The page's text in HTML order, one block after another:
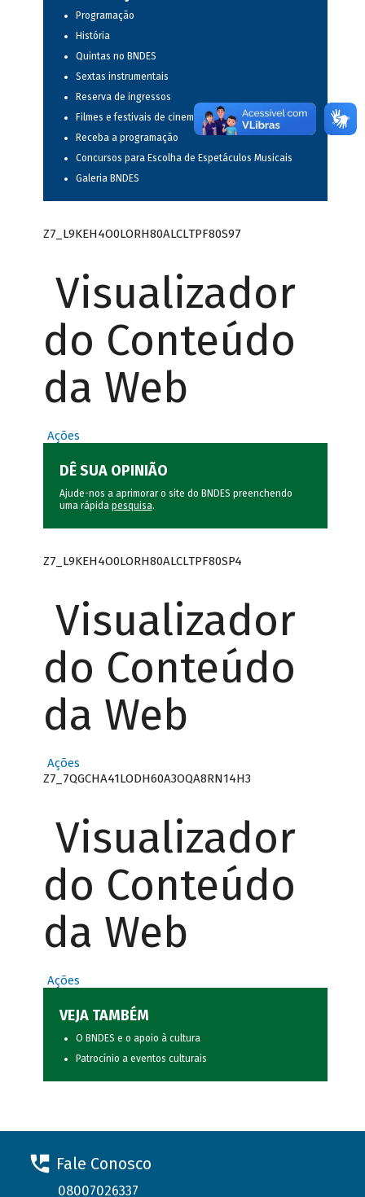
Programação
História
Quintas no BNDES
Sextas instrumentais
Reserva de ingressos
Filmes e festivais de cinema
Receba a programação
Concursos para Escolha de Espetáculos Musicais
Galeria BNDES
Z7_L9KEH4O0LORH80ALCLTPF80S97
Visualizador
do Conteúdo
da Web
Ações
DÊ SUA OPINIÃO
Ajude-nos a aprimorar o site do BNDES preenchendo
uma rápida pesquisa.
Z7_L9KEH4O0LORH80ALCLTPF80SP4
Visualizador
do Conteúdo
da Web
Ações
Z7_7QGCHA41LODH60A3OQA8RN14H3
Visualizador
do Conteúdo
da Web
Ações
VEJA TAMBÉM
O BNDES e o apoio à cultura
Patrocínio a eventos culturais
Fale Conosco
08007026337